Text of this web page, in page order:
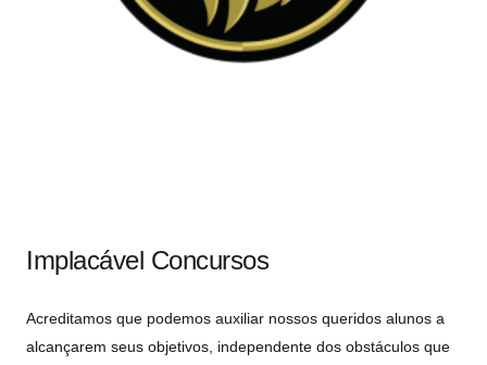
Implacável Concursos
Acreditamos que podemos auxiliar nossos queridos alunos a
alcançarem seus objetivos, independente dos obstáculos que